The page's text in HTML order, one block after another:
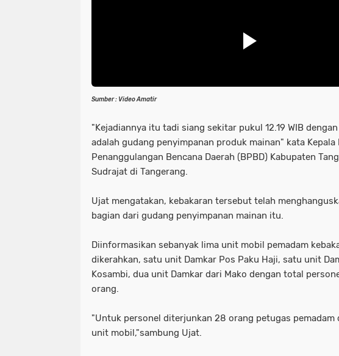
Sumber : Video Amatir
"Kejadiannya itu tadi siang sekitar pukul 12.19 WIB
adalah gudang penyimpanan produk mainan" kata Kepala
Penanggulangan Bencana Daerah (BPBD) Kabupaten
Sudrajat di Tangerang.
Ujat mengatakan, kebakaran tersebut telah
bagian dari gudang penyimpanan mainan itu.
Diinformasikan sebanyak lima unit mobil pemadam
dikerahkan, satu unit Damkar Pos Paku Haji, satu unit
Kosambi, dua unit Damkar dari Mako dengan total
orang.
"Untuk personel diterjunkan 28 orang petugas pemadam
unit mobil,"sambung Ujat.